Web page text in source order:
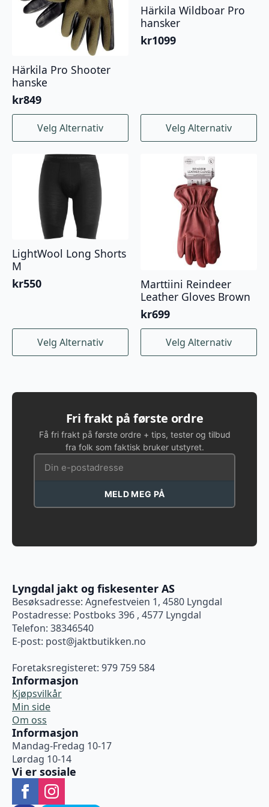
produktsiden
på
produktsiden
Härkila Pro Shooter
hanske
kr849
Velg Alternativ
Dette
produktet
varianter.
Alternativene
velges
produktsiden
Härkila Wildboar Pro
hansker
kr1099
Velg Alternativ
Dette
produktet
Alternativene
produktsiden
LightWool Long Shorts
M
kr550
Velg Alternativ
Dette
produktet
Alternativene
produktsiden
Marttiini Reindeer
Leather Gloves Brown
kr699
Velg Alternativ
Dette
produktet
kan
velges
på
produktsiden
Fri frakt på første ordre
Få fri frakt på første ordre + tips, tester og tilbud
fra folk som faktisk bruker utstyret.
MELD MEG PÅ
Lyngdal jakt og fiskesenter AS
Besøksadresse: Agnefestveien 1, 4580 Lyngdal
Postadresse: Postboks 396 , 4577 Lyngdal
Telefon: 38346540
E-post: post@jaktbutikken.no
Foretaksregisteret: 979 759 584
Informasjon
Kjøpsvilkår
Min side
Om oss
Informasjon
Mandag-Fredag 10-17
Lørdag 10-14
Vi er sosiale